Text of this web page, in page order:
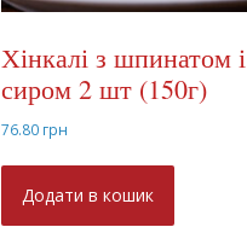
Хінкалі з шпинатом і
сиром 2 шт (150г)
76.80 грн
Додати в кошик